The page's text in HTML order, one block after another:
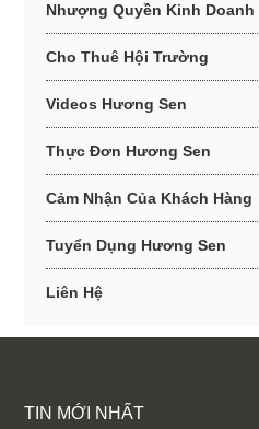
Nhượng Quyền Kinh Doanh
Cho Thuê Hội Trường
Videos Hương Sen
Thực Đơn Hương Sen
Cảm Nhận Của Khách Hàng
Tuyển Dụng Hương Sen
Liên Hệ
TIN MỚI NHẤT